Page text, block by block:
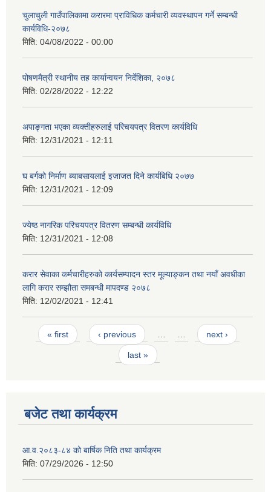
चुलाचुली गाउँपालिकामा करारमा प्राविधिक कर्मचारी व्यवस्थापन गर्ने सम्बन्धी
कार्यविधि-२०७८
मिति: 04/08/2022 - 00:00
पोषणमैत्री स्थानीय तह कार्यान्वयन निर्देशिका, २०७८
मिति: 02/28/2022 - 12:22
अपाङ्गता भएका व्यक्तीहरुलाई परिचयपत्र वितरण कार्यविधि
मिति: 12/31/2021 - 12:11
घ बर्गको निर्माण ब्याबसायलाई इजाजत दिने कार्यबिधि २०७७
मिति: 12/31/2021 - 12:09
ज्येष्ठ नागरिक परिचयपत्र वितरण सम्बन्धी कार्यविधि
मिति: 12/31/2021 - 12:08
करार सेवाका कर्मचारीहरुको कार्यसम्पादन स्तर मूल्याङ्कन तथा नयाँ अवधीका
लागि करार सम्झौता समबन्धी मापदण्ड २०७८
मिति: 12/02/2021 - 12:41
Pages
« first ‹ previous next ›
last »
बजेट तथा कार्यक्रम
आ.व.२०८३-८४ को बार्षिक निति तथा कार्यक्रम
मिति: 07/29/2026 - 12:50